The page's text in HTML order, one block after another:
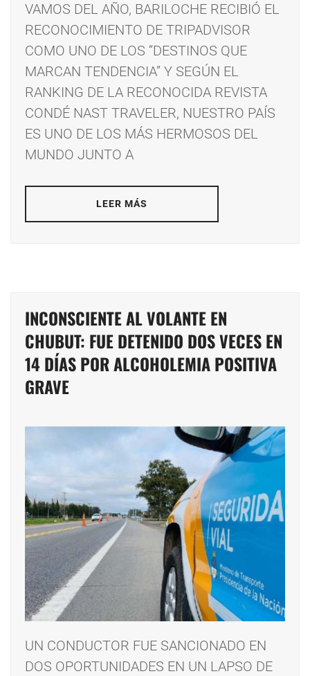
VAMOS DEL AÑO, BARILOCHE RECIBIÓ EL
RECONOCIMIENTO DE TRIPADVISOR
COMO UNO DE LOS “DESTINOS QUE
MARCAN TENDENCIA” Y SEGÚN EL
RANKING DE LA RECONOCIDA REVISTA
CONDÉ NAST TRAVELER, NUESTRO PAÍS
ES UNO DE LOS MÁS HERMOSOS DEL
MUNDO JUNTO A
LEER MÁS
INCONSCIENTE AL VOLANTE EN
CHUBUT: FUE DETENIDO DOS VECES EN
14 DÍAS POR ALCOHOLEMIA POSITIVA
GRAVE
UN CONDUCTOR FUE SANCIONADO EN
DOS OPORTUNIDADES EN UN LAPSO DE